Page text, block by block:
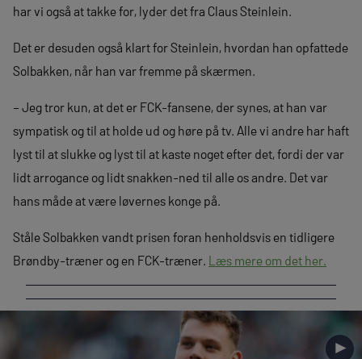
har vi også at takke for, lyder det fra Claus Steinlein.
Det er desuden også klart for Steinlein, hvordan han opfattede
Solbakken, når han var fremme på skærmen.
– Jeg tror kun, at det er FCK-fansene, der synes, at han var
sympatisk og til at holde ud og høre på tv. Alle vi andre har haft
lyst til at slukke og lyst til at kaste noget efter det, fordi der var
lidt arrogance og lidt snakken-ned til alle os andre. Det var
hans måde at være løvernes konge på.
Ståle Solbakken vandt prisen foran henholdsvis en tidligere
Brøndby-træner og en FCK-træner. Læs mere om det her.
►